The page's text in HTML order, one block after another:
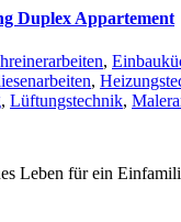
Duplex Appartement
,
,
, Lüftungstechnik,
Leben für ein